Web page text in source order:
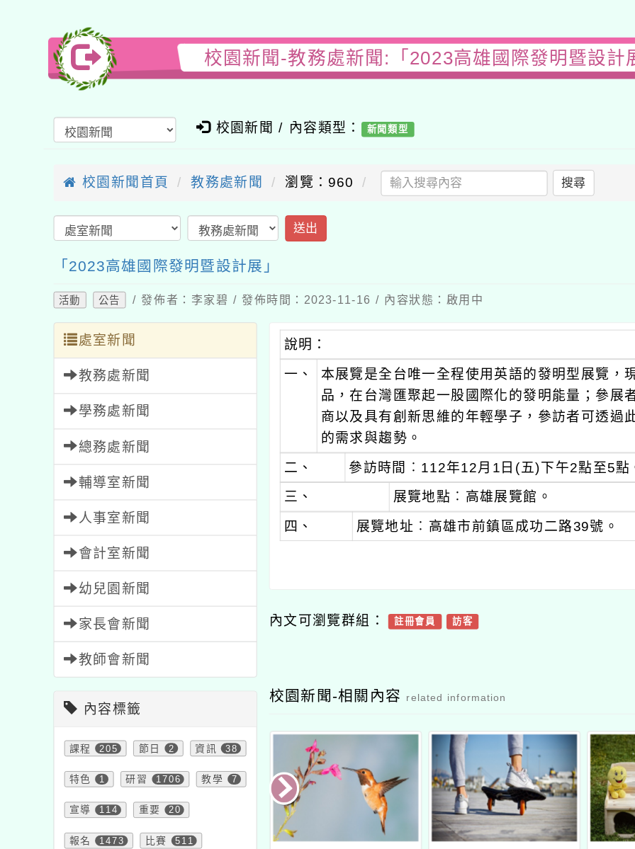
校園新聞-教務處新聞:「2023高雄國際發明暨設計
校園新聞 / 內容類型： 新聞類型
校園新聞首頁 教務處新聞 瀏覽：960 搜尋
送出
「2023高雄國際發明暨設計展」
活動 公告 / 發佈者：李家碧 / 發佈時間：2023-11-16 / 內容狀態：啟用中
處室新聞
教務處新聞
學務處新聞
總務處新聞
輔導室新聞
人事室新聞
會計室新聞
幼兒園新聞
家長會新聞
教師會新聞
內容標籤
課程 205 節日 2 資訊 38
特色 1 研習 1706 教學 7
宣導 114 重要 20
報名 1473 比賽 511
說明：
一、
本展覽是全台唯一全程使用英語的發明型展覽，
品，在台灣匯聚起一股國際化的發明能量；參展
商以及具有創新思維的年輕學子，參訪者可透過
的需求與趨勢。
二、
參訪時間︰112年12月1日(五)下午2點至5點
三、
展覽地點︰高雄展覽館。
四、
展覽地址︰高雄市前鎮區成功二路39號。
內文可瀏覽群組： 註冊會員 訪客
校園新聞-相關內容 related information